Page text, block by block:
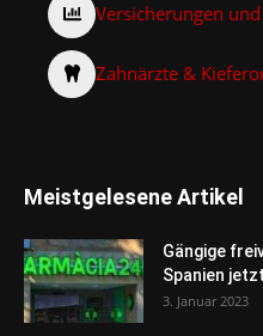
Versicherungen
Zahnärzte &
Meistgelesene Artikel
Gängige
Spanien
3. Januar 2023